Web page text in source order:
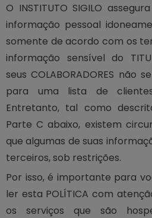
O INSTITUTO SIGILO
informação pessoal
somente de acordo com os
informação sensível do
seus COLABORADORES não
para uma lista de
Entretanto, tal como
Parte C abaixo, existem
que algumas de suas
terceiros, sob restrições.
Por isso, é importante para
ler esta POLÍTICA com
os serviços que são